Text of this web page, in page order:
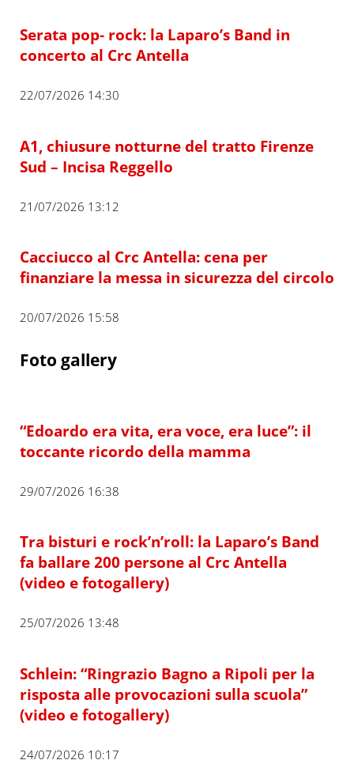
Serata pop- rock: la Laparo’s Band in
concerto al Crc Antella
22/07/2026 14:30
A1, chiusure notturne del tratto Firenze
Sud – Incisa Reggello
21/07/2026 13:12
Cacciucco al Crc Antella: cena per
finanziare la messa in sicurezza del circolo
20/07/2026 15:58
Foto gallery
“Edoardo era vita, era voce, era luce”: il
toccante ricordo della mamma
29/07/2026 16:38
Tra bisturi e rock’n’roll: la Laparo’s Band
fa ballare 200 persone al Crc Antella
(video e fotogallery)
25/07/2026 13:48
Schlein: “Ringrazio Bagno a Ripoli per la
risposta alle provocazioni sulla scuola”
(video e fotogallery)
24/07/2026 10:17